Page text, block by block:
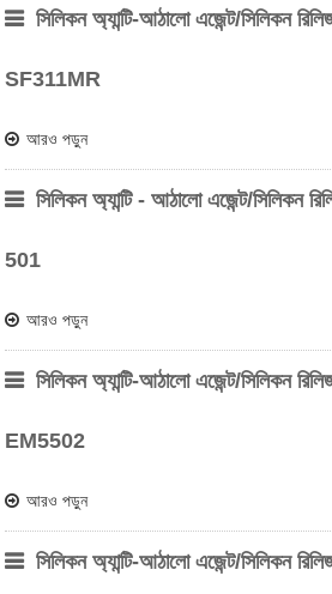
সিলিকন অ্যান্টি-আঠালো এজেন্ট/সিলিকন
SF311MR
আরও পড়ুন
সিলিকন অ্যান্টি - আঠালো এজেন্ট/সিলিকন
501
আরও পড়ুন
সিলিকন অ্যান্টি-আঠালো এজেন্ট/সিলিকন
EM5502
আরও পড়ুন
সিলিকন অ্যান্টি-আঠালো এজেন্ট/সিলিকন